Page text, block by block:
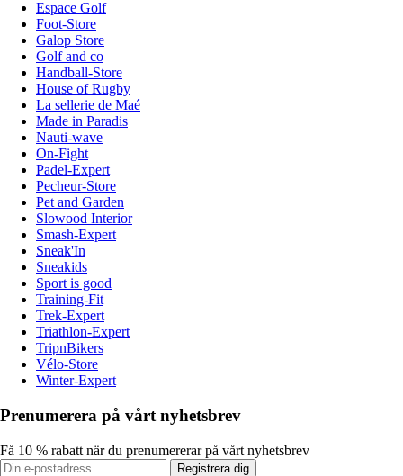
Espace Golf
Foot-Store
Galop Store
Golf and co
Handball-Store
House of Rugby
La sellerie de Maé
Made in Paradis
Nauti-wave
On-Fight
Padel-Expert
Pecheur-Store
Pet and Garden
Slowood Interior
Smash-Expert
Sneak'In
Sneakids
Sport is good
Training-Fit
Trek-Expert
Triathlon-Expert
TripnBikers
Vélo-Store
Winter-Expert
Prenumerera på vårt nyhetsbrev
Få 10 % rabatt när du prenumererar på vårt nyhetsbrev
Registrera dig